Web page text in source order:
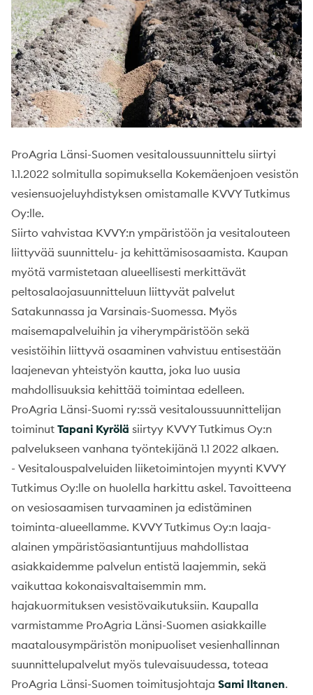
ProAgria Länsi-Suomen vesitaloussuunnittelu siirtyi
1.1.2022 solmitulla sopimuksella Kokemäenjoen vesistön
vesiensuojeluyhdistyksen omistamalle KVVY Tutkimus
Oy:lle.
Siirto vahvistaa KVVY:n ympäristöön ja vesitalouteen
liittyvää suunnittelu- ja kehittämisosaamista. Kaupan
myötä varmistetaan alueellisesti merkittävät
peltosalaojasuunnitteluun liittyvät palvelut
Satakunnassa ja Varsinais-Suomessa. Myös
maisemapalveluihin ja viherympäristöön sekä
vesistöihin liittyvä osaaminen vahvistuu entisestään
laajenevan yhteistyön kautta, joka luo uusia
mahdollisuuksia kehittää toimintaa edelleen.
ProAgria Länsi-Suomi ry:ssä vesitaloussuunnittelijan
toiminut Tapani Kyrölä siirtyy KVVY Tutkimus Oy:n
palvelukseen vanhana työntekijänä 1.1 2022 alkaen.
- Vesitalouspalveluiden liiketoimintojen myynti KVVY
Tutkimus Oy:lle on huolella harkittu askel. Tavoitteena
on vesiosaamisen turvaaminen ja edistäminen
toiminta-alueellamme. KVVY Tutkimus Oy:n laaja-
alainen ympäristöasiantuntijuus mahdollistaa
asiakkaidemme palvelun entistä laajemmin, sekä
vaikuttaa kokonaisvaltaisemmin mm.
hajakuormituksen vesistövaikutuksiin. Kaupalla
varmistamme ProAgria Länsi-Suomen asiakkaille
maatalousympäristön monipuoliset vesienhallinnan
suunnittelupalvelut myös tulevaisuudessa, toteaa
ProAgria Länsi-Suomen toimitusjohtaja Sami Iltanen.